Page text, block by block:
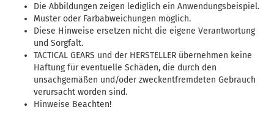
Die Abbildungen zeigen lediglich ein Anwendungsbeispiel.
Muster oder Farbabweichungen möglich.
Diese Hinweise ersetzen nicht die eigene Verantwortung
und Sorgfalt.
TACTICAL GEARS und der HERSTELLER übernehmen keine
Haftung für eventuelle Schäden, die durch den
unsachgemäßen und/oder zweckentfremdeten Gebrauch
verursacht worden sind.
Hinweise Beachten!